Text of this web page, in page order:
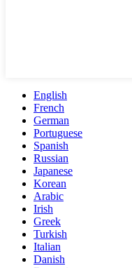
English
French
German
Portuguese
Spanish
Russian
Japanese
Korean
Arabic
Irish
Greek
Turkish
Italian
Danish